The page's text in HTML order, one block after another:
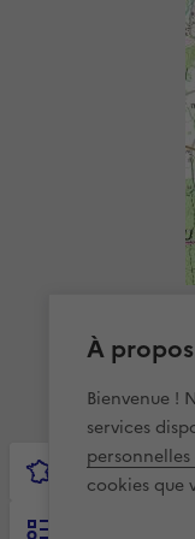
À
Bienvenue !
services
cookies que